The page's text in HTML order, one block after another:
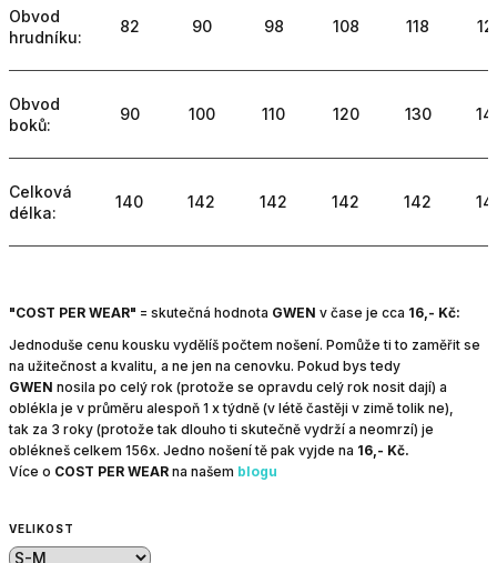
Obvod
hrudníku:
82 90 98 108 118
Obvod
boků:
90 100 110 120 130
Celková
délka:
140 142 142 142 142
"COST PER WEAR" = skutečná hodnota GWEN v čase je cca 16,- Kč:
Jednoduše cenu kousku vydělíš počtem nošení. Pomůže ti to zaměřit se
na užitečnost a kvalitu, a ne jen na cenovku. Pokud bys tedy
GWEN nosila po celý rok (protože se opravdu celý rok nosit dají) a
oblékla je v průměru alespoň 1 x týdně (v létě častěji v zimě tolik ne),
tak za 3 roky (protože tak dlouho ti skutečně vydrží a neomrzí) je
oblékneš celkem 156x. Jedno nošení tě pak vyjde na 16,- Kč.
Více o COST PER WEAR na našem blogu
VELIKOST